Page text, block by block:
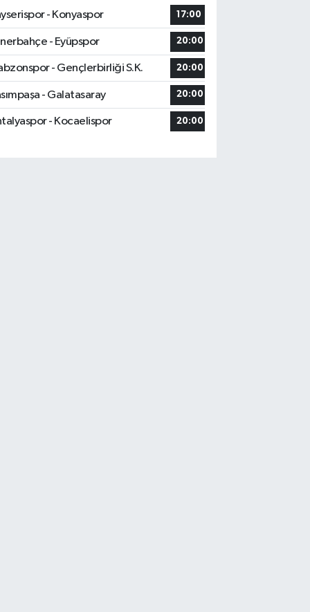
- Konyaspor
17:00
- Eyüpspor 20:00
- Gençlerbirliği S.K. 20:00
- Galatasaray 20:00
- Kocaelispor 20:00